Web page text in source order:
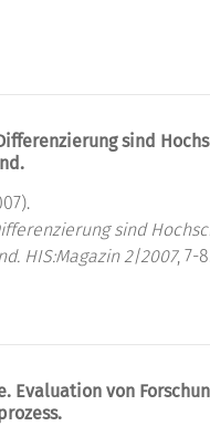
sind
sind
HIS:Magazin 2|2007, 7-
Evaluation von